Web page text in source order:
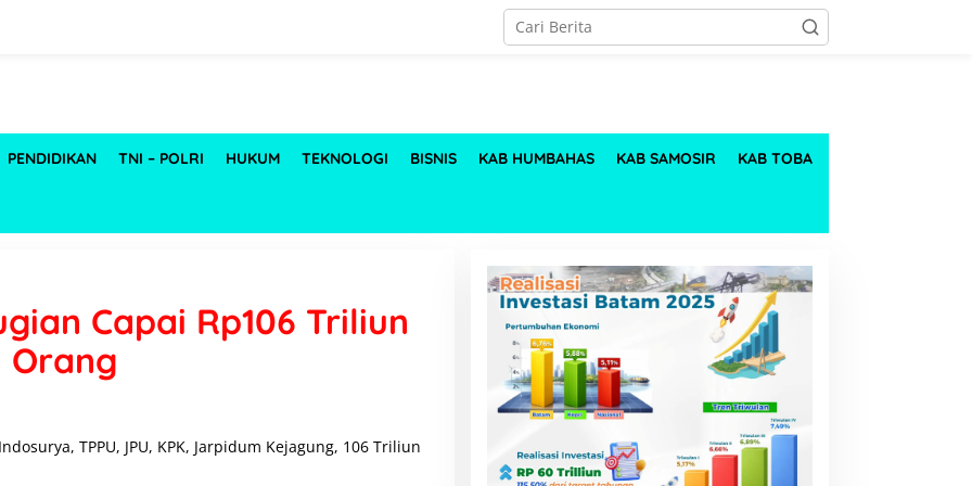
PENDIDIKAN TNI – POLRI HUKUM TEKNOLOGI BISNIS KAB HUMBAHAS KAB SAMOSIR KAB TOBA
Capai Rp106 Triliun
Orang